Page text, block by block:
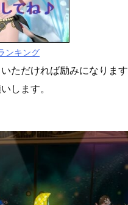
ンキング
ただければ励みになります
します。